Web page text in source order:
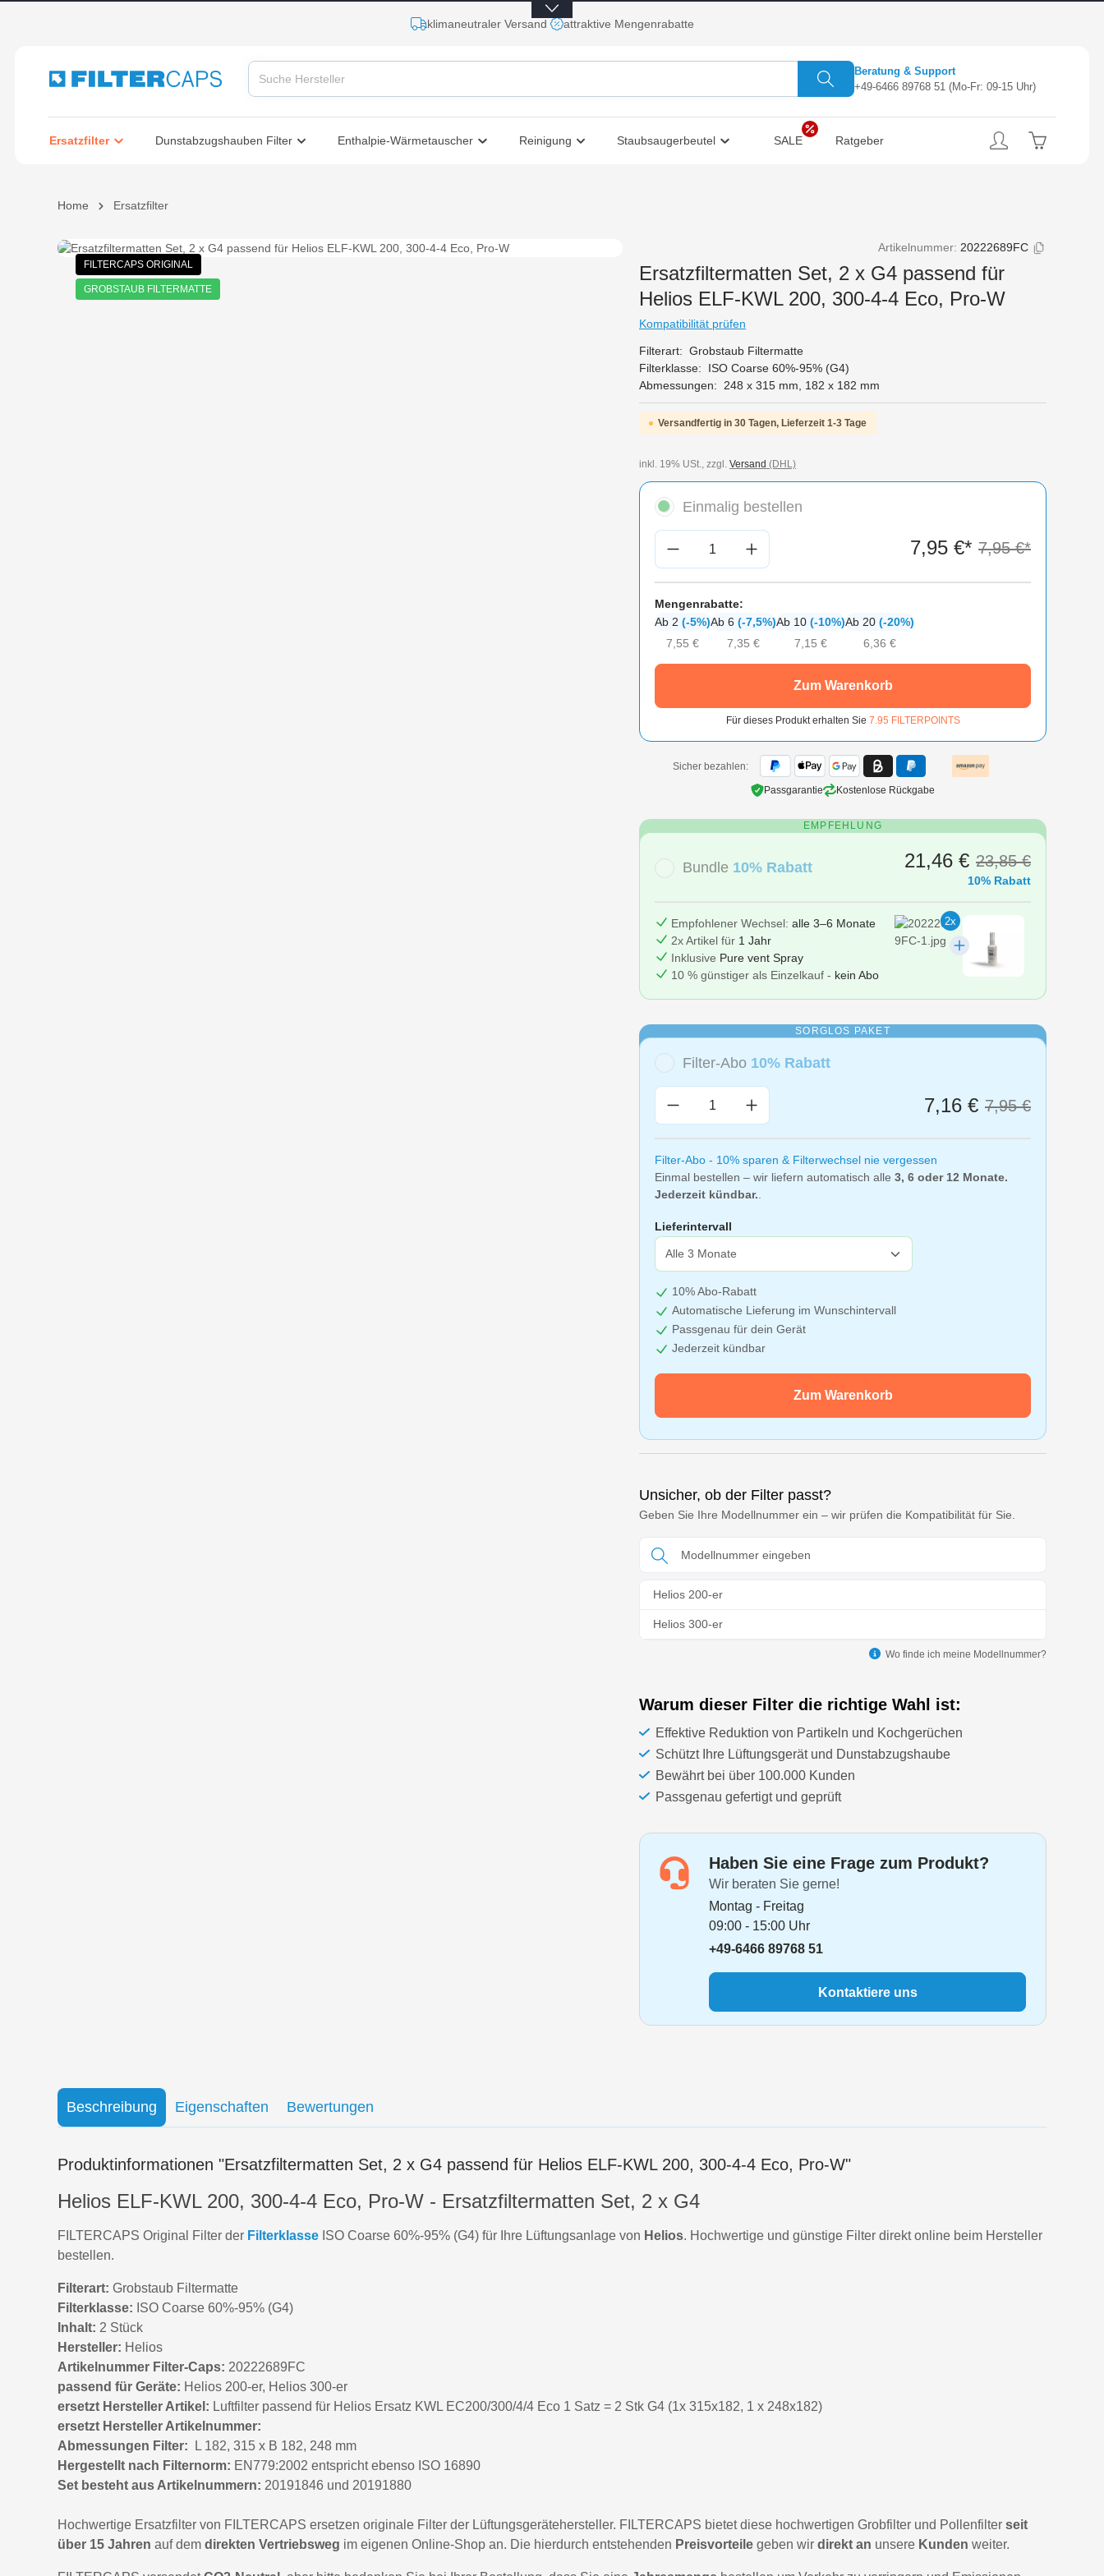
klimaneutraler Versand attraktive Mengenrabatte
Dunstabzugshauben Filter Enthalpie-Wärmetauscher Reinigung Staubsaugerbeutel SALE Ratgeber
Beratung & Support
+49-6466 89768 51 (Mo-Fr: 09-15 Uhr)
Home Ersatzfilter
FILTERCAPS ORIGINAL
GROBSTAUB FILTERMATTE
Bildergalerie überspringen Artikelnummer: 20222689FC
Ersatzfiltermatten Set, 2 x G4 passend für
Helios ELF-KWL 200, 300-4-4 Eco, Pro-W
Kompatibilität prüfen
Filterart: Grobstaub Filtermatte
Filterklasse:
ISO Coarse 60%-95% (G4)
Abmessungen:
248 x 315 mm 182 x 182 mm
Versandfertig in 30 Tagen, Lieferzeit 1-3 Tage
inkl. 19% USt., zzgl. Versand (DHL)
Einmalig bestellen
Produkt Anzahl: Gib den gewünschten Wert ein
7,95 €* 7,95 €*
Mengenrabatte:
Ab 2 (-5%)
7,55 €
Ab 6 (-7,5%)
7,35 €
Ab 10 (-10%)
7,15 €
Ab 20 (-20%)
6,36 €
Zum Warenkorb
Für dieses Produkt erhalten Sie 7.95 FILTERPOINTS
Sicher bezahlen:
Passgarantie Kostenlose Rückgabe
EMPFEHLUNG
Bundle 10% Rabatt 21,46 € 23,85 €
10% Rabatt
Empfohlener Wechsel: alle 3–6 Monate
2x Artikel für 1 Jahr
Inklusive Pure vent Spray
10 % günstiger als Einzelkauf - kein Abo
2x
SORGLOS PAKET
Filter-Abo 10% Rabatt
Produkt Anzahl: Gib den gewünschten Wert ein
7,16 € 7,95 €
Filter-Abo - 10% sparen & Filterwechsel nie vergessen
Einmal bestellen – wir liefern automatisch alle 3, 6 oder 12 Monate.
Jederzeit kündbar.
Lieferintervall
10% Abo-Rabatt
Automatische Lieferung im Wunschintervall
Passgenau für dein Gerät
Jederzeit kündbar
Zum Warenkorb
Unsicher, ob der Filter passt?
Geben Sie Ihre Modellnummer ein – wir prüfen die Kompatibilität für Sie.
Helios 200-er
Helios 300-er
Wo finde ich meine Modellnummer?
Warum dieser Filter die richtige Wahl ist:
Effektive Reduktion von Partikeln und Kochgerüchen
Schützt Ihre Lüftungsgerät und Dunstabzugshaube
Bewährt bei über 100.000 Kunden
Passgenau gefertigt und geprüft
Haben Sie eine Frage zum Produkt?
Wir beraten Sie gerne!
Montag - Freitag
09:00 - 15:00 Uhr
+49-6466 89768 51
Kontaktiere uns
Beschreibung Eigenschaften Bewertungen
Produktinformationen "Ersatzfiltermatten Set, 2 x G4 passend für Helios ELF-KWL 200, 300-4-4 Eco, Pro-W"
Helios ELF-KWL 200, 300-4-4 Eco, Pro-W - Ersatzfiltermatten Set, 2 x G4
FILTERCAPS Original Filter der Filterklasse ISO Coarse 60%-95% (G4) für Ihre Lüftungsanlage von Helios. Hochwertige und günstige Filter direkt online beim Hersteller
bestellen.
Filterart: Grobstaub Filtermatte
Filterklasse: ISO Coarse 60%-95% (G4)
Inhalt: 2 Stück
Hersteller: Helios
Artikelnummer Filter-Caps: 20222689FC
passend für Geräte: Helios 200-er, Helios 300-er
ersetzt Hersteller Artikel: Luftfilter passend für Helios Ersatz KWL EC200/300/4/4 Eco 1 Satz = 2 Stk G4 (1x 315x182, 1 x 248x182)
ersetzt Hersteller Artikelnummer:
Abmessungen Filter:
L 182, 315 x B 182, 248 mm
Hergestellt nach Filternorm: EN779:2002 entspricht ebenso ISO 16890
Set besteht aus Artikelnummern: 20191846 und 20191880
Hochwertige Ersatzfilter von FILTERCAPS ersetzen originale Filter der Lüftungsgerätehersteller. FILTERCAPS bietet diese hochwertigen Grobfilter und Pollenfilter seit
über 15 Jahren auf dem direkten Vertriebsweg im eigenen Online-Shop an. Die hierdurch entstehenden Preisvorteile geben wir direkt an unsere Kunden weiter.